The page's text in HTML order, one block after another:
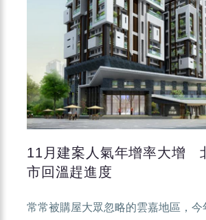
11月建案人氣年增率大增
市回溫趕進度
常常被購屋大眾忽略的雲嘉地區，